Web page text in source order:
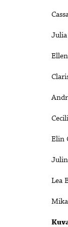
Elin
Lea